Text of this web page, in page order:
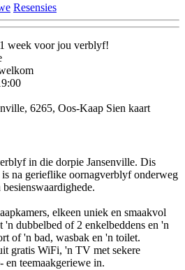
Resensies
week voor jou verblyf!
6265, Oos-Kaap Sien kaart
in die dorpie Jansenville. Dis
na gerieflike oornagverblyf onderweg
elkeen uniek en smaakvol
'n dubbelbed of 2 enkelbeddens en 'n
of 'n bad, wasbak en 'n toilet.
gratis WiFi, 'n TV met sekere
teemaakgeriewe in.